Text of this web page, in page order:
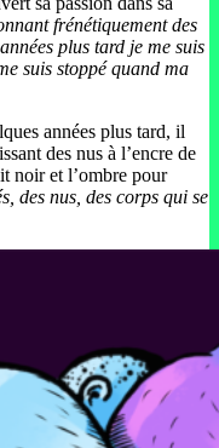
frénétiquement des
plus tard je me suis
suis stoppé quand ma
années plus tard, il
des nus à l’encre de
noir et l’ombre pour
des nus, des corps qui se